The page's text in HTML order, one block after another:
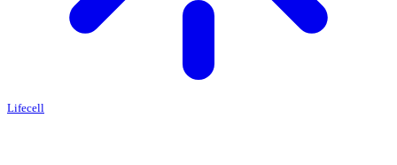
Lifecell